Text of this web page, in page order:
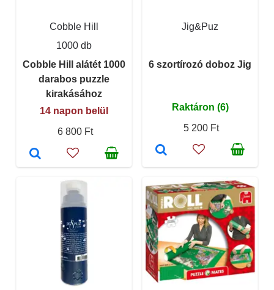
Cobble Hill
1000 db
Cobble Hill alátét 1000
darabos puzzle
kirakásához
14 napon belül
6 800 Ft
Jig&Puz
6 szortírozó doboz Jig
Raktáron (6)
5 200 Ft